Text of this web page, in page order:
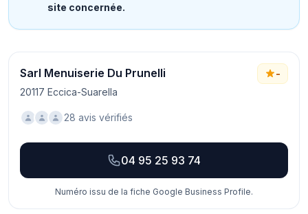
site concernée.
Sarl Menuiserie Du Prunelli
20117 Eccica-Suarella
-
28 avis vérifiés
04 95 25 93 74
Numéro issu de la fiche Google Business Profile.